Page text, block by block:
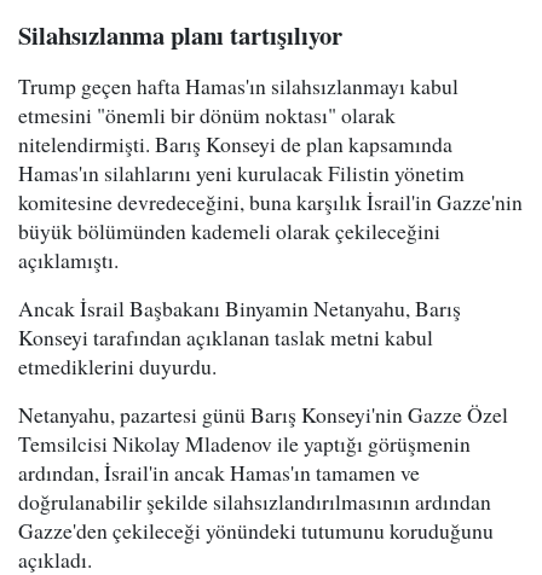
Silahsızlanma planı tartışılıyor
Trump geçen hafta Hamas'ın silahsızlanmayı kabul
etmesini "önemli bir dönüm noktası" olarak
nitelendirmişti. Barış Konseyi de plan kapsamında
Hamas'ın silahlarını yeni kurulacak Filistin yönetim
komitesine devredeceğini, buna karşılık İsrail'in Gazze'nin
büyük bölümünden kademeli olarak çekileceğini
açıklamıştı.
Ancak İsrail Başbakanı Binyamin Netanyahu, Barış
Konseyi tarafından açıklanan taslak metni kabul
etmediklerini duyurdu.
Netanyahu, pazartesi günü Barış Konseyi'nin Gazze Özel
Temsilcisi Nikolay Mladenov ile yaptığı görüşmenin
ardından, İsrail'in ancak Hamas'ın tamamen ve
doğrulanabilir şekilde silahsızlandırılmasının ardından
Gazze'den çekileceği yönündeki tutumunu koruduğunu
açıkladı.